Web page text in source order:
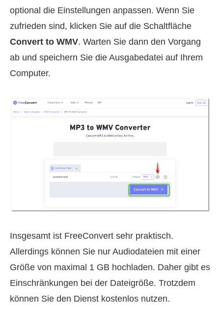
optional die Einstellungen anpassen. Wenn Sie
zufrieden sind, klicken Sie auf die Schaltfläche
Convert to WMV. Warten Sie dann den Vorgang
ab und speichern Sie die Ausgabedatei auf Ihrem
Computer.
Insgesamt ist FreeConvert sehr praktisch.
Allerdings können Sie nur Audiodateien mit einer
Größe von maximal 1 GB hochladen. Daher gibt es
Einschränkungen bei der Dateigröße. Trotzdem
können Sie den Dienst kostenlos nutzen.